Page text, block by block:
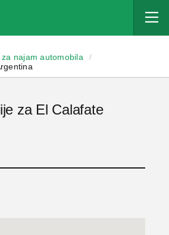
najam automobila
/
za El Calafate